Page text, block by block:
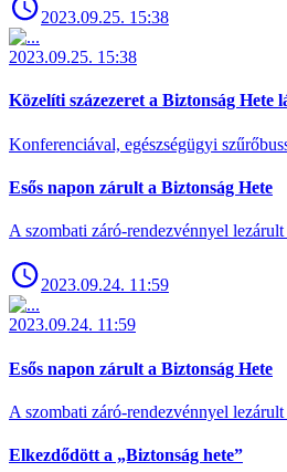
2023.09.25. 15:38
2023.09.25. 15:38
Közelíti százezeret a Biztonság Hete
Konferenciával, egészségügyi
Esős napon zárult a Biztonság Hete
A szombati záró-rendezvénnyel
2023.09.24. 11:59
2023.09.24. 11:59
Esős napon zárult a Biztonság Hete
A szombati záró-rendezvénnyel
Elkezdődött a „Biztonság hete”